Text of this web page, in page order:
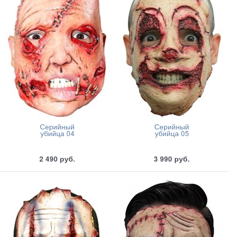
Серийный
убийца 04
2 490 руб.
Серийный
убийца 05
3 990 руб.